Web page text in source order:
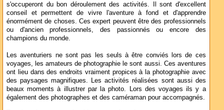
s'occuperont du bon déroulement des activités. Il sont d'excellent
conseil et permettent de vivre l'aventure à fond et d'apprendre
énormément de choses. Ces expert peuvent être des professionnels
ou d'ancien professionnels, des passionnés ou encore des
champions du monde.
Les aventuriers ne sont pas les seuls à être conviés lors de ces
voyages, les amateurs de photographie le sont aussi. Ces aventures
ont lieu dans des endroits vraiment propices à la photographie avec
des paysages magnifiques. Les activités réalisées sont aussi des
beaux moments à illustrer par la photo. Lors des voyages ils y a
également des photographes et des caméraman pour accompagnés.